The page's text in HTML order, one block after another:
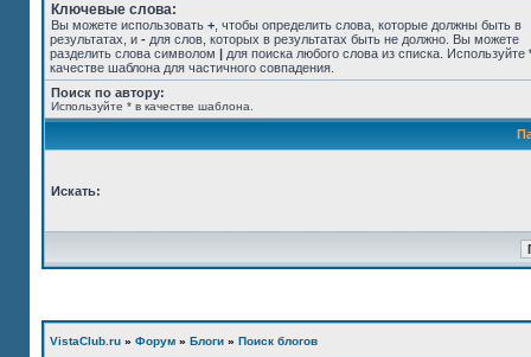
Ключевые слова:
Вы можете использовать + , чтобы определить слова, которые должны быть в
результатах, и - для слов, которых в результатах быть не должно. Вы можете
разделить слова символом | для поиска любого слова из списка. Используйте
качестве шаблона для частичного совпадения.
Поиск по автору:
Используйте * в качестве шаблона.
Искать:
VistaClub.ru » Форум » Блоги » Поиск блогов